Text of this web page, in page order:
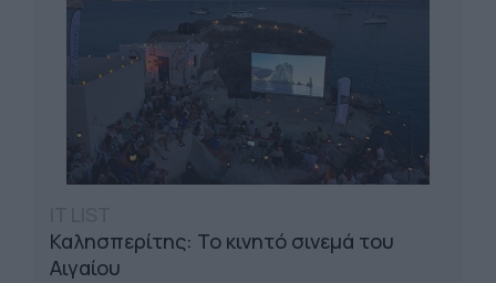
Καλησπερίτης: Το κινητό σινεμά του
Αιγαίου